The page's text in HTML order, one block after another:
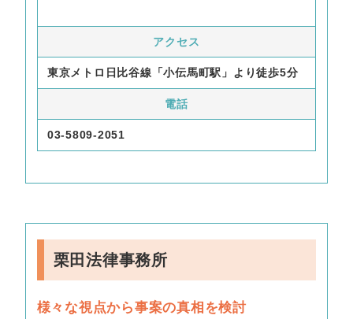
アクセス
東京メトロ日比谷線「小伝馬町駅」より徒歩5分
電話
03-5809-2051
栗田法律事務所
様々な視点から事案の真相を検討